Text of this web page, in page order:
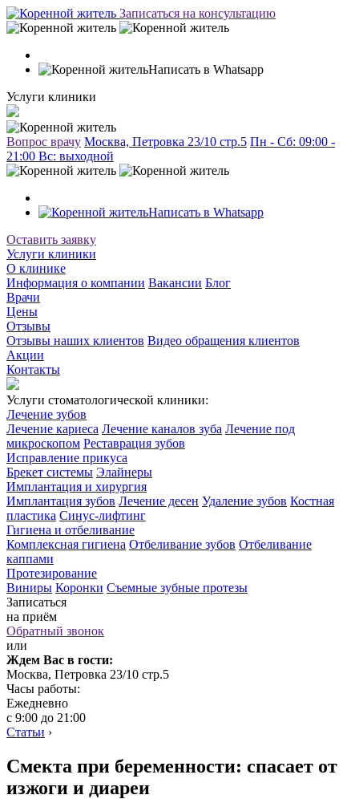
Записаться на консультацию
Написать в Whatsapp
Услуги клиники
Вопрос врачу Москва, Петровка 23/10 стр.5 Пн - Сб: 09:00 -
21:00 Вc: выходной
Написать в Whatsapp
Оставить заявку
Услуги клиники
О клинике
Информация о компании Вакансии Блог
Врачи
Цены
Отзывы
Отзывы наших клиентов Видео обращения клиентов
Акции
Контакты
Услуги стоматологической клиники:
Лечение зубов
Лечение кариеса Лечение каналов зуба Лечение под
микроскопом Реставрация зубов
Исправление прикуса
Брекет системы Элайнеры
Имплантация и хирургия
Имплантация зубов Лечение десен Удаление зубов Костная
пластика Синус-лифтинг
Гигиена и отбеливание
Комплексная гигиена Отбеливание зубов Отбеливание
каппами
Протезирование
Виниры Коронки Съемные зубные протезы
Записаться
на приём
Обратный звонок
или
Ждем Вас в гости:
Москва, Петровка 23/10 стр.5
Часы работы:
Ежедневно
с 9:00 до 21:00
Статьи ›
Смекта при беременности: спасает от
изжоги и диареи